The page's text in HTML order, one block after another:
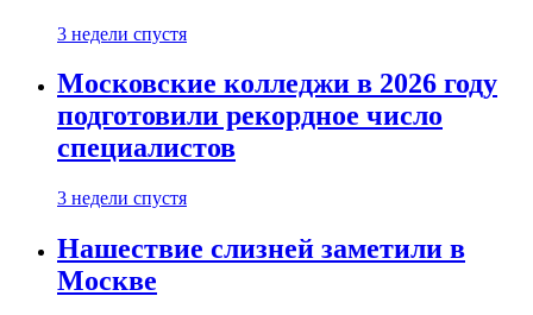
3 недели спустя
Московские колледжи в 2026 году
подготовили рекордное число
специалистов
3 недели спустя
Нашествие слизней заметили в
Москве